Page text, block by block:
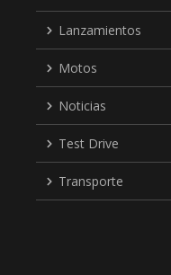
Lanzamientos
Motos
Noticias
Test Drive
Transporte